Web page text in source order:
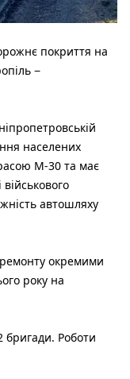
покриття на
−
населених
М-30 та має
автошляху
окремими
року на
бригади. Роботи